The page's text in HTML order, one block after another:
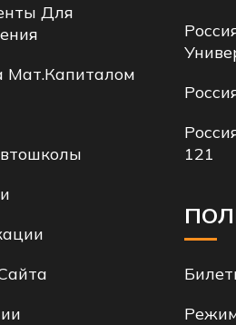
Для
Мат.капиталом
121